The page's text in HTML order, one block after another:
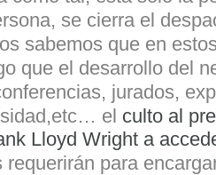
se cierra el
sabemos que en
que el desarrollo del
jurados,
el culto al
Lloyd Wright a
requerirán para